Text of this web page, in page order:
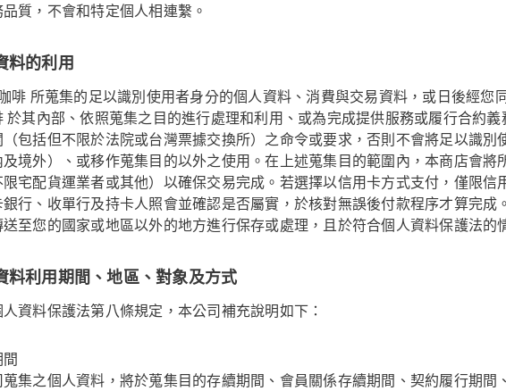
質，不會和特定個人相連繫。
料的利用
啡 所蒐集的足以識別使用者身分的個人資料、消費與交易資料，或日後經您
於其內部、依照蒐集之目的進行處理和利用、或為完成提供服務或履行合約
（包括但不限於法院或台灣票據交換所）之命令或要求，否則不會將足以識
境外）、或移作蒐集目的以外之使用。在上述蒐集目的範圍內，本商店會
宅配貨運業者或其他）以確保交易完成。若選擇以信用卡方式支付，僅限
銀行、收單行及持卡人照會並確認是否屬實，於核對無誤後付款程序才算完
至您的國家或地區以外的地方進行保存或處理，且於符合個人資料保護法的
料利用期間、地區、對象及方式
資料保護法第八條規定，本公司補充說明如下：
集之個人資料，將於蒐集目的存續期間、會員關係存續期間、契約履行期